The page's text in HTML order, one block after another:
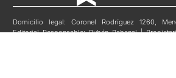
Domicilio legal: Coronel Rodríguez 1260,
Editorial Responsable: Rubén Rabanal |